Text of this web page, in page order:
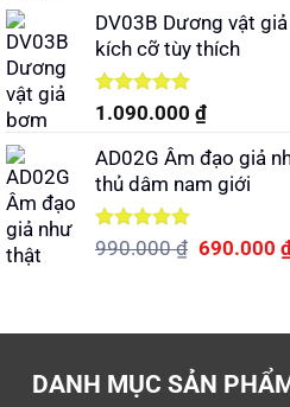
5 sao
DV03B Dương vật
kích cỡ tùy thích
Được xếp
5 sao
1.090.000 ₫
AD02G Âm đạo giả
thủ dâm nam giới
Được xếp
990.000₫ Giá
690.000
DANH MỤC SẢN